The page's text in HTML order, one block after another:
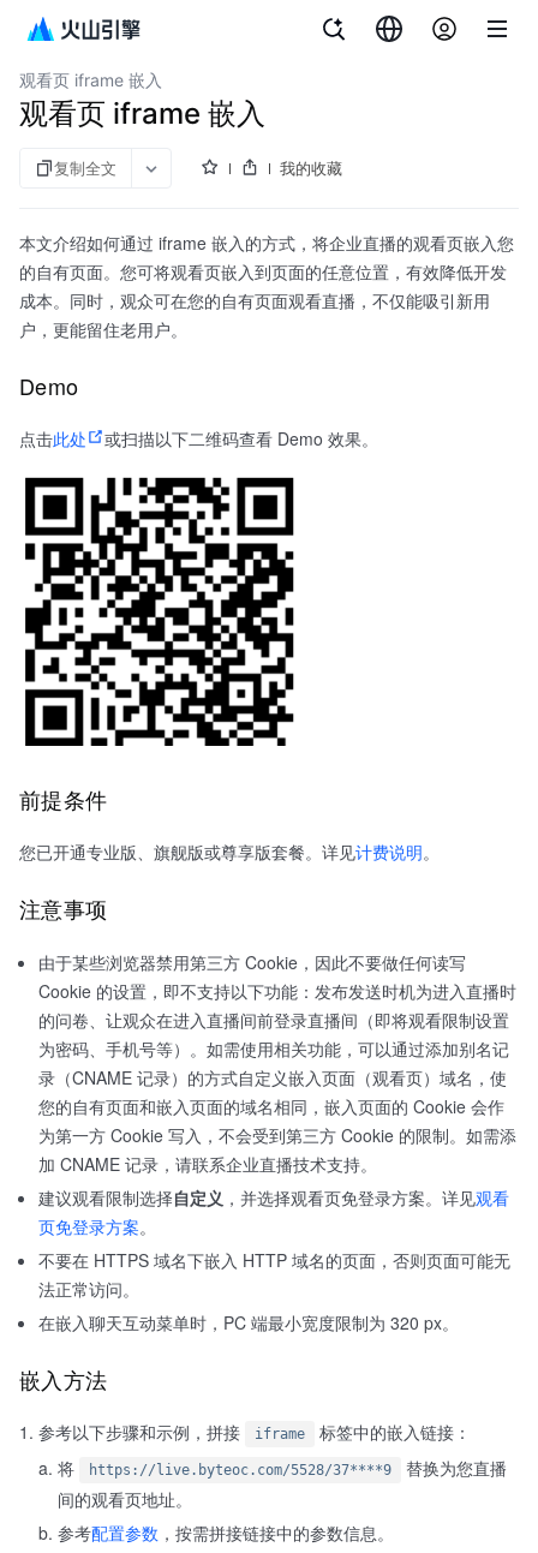
企业直播
观看页 iframe 嵌入
观看页 iframe 嵌入
复制全文 我的收藏
本文介绍如何通过 iframe 嵌入的方式，将企业直播的观看页嵌入您
的自有页面。您可将观看页嵌入到页面的任意位置，有效降低开发
成本。同时，观众可在您的自有页面观看直播，不仅能吸引新用
户，更能留住老用户。
Demo
点击此处 或扫描以下二维码查看 Demo 效果。
前提条件
您已开通专业版、旗舰版或尊享版套餐。详见计费说明。
注意事项
由于某些浏览器禁用第三方 Cookie，因此不要做任何读写
Cookie 的设置，即不支持以下功能：发布发送时机为进入直播时
的问卷、让观众在进入直播间前登录直播间（即将观看限制设置
为密码、手机号等）。如需使用相关功能，可以通过添加别名记
录（CNAME 记录）的方式自定义嵌入页面（观看页）域名，使
您的自有页面和嵌入页面的域名相同，嵌入页面的 Cookie 会作
为第一方 Cookie 写入，不会受到第三方 Cookie 的限制。如需添
加 CNAME 记录，请联系企业直播技术支持。
建议观看限制选择自定义 ，并选择观看页免登录方案。详见观看
页免登录方案。
不要在 HTTPS 域名下嵌入 HTTP 域名的页面，否则页面可能无
法正常访问。
在嵌入聊天互动菜单时，PC 端最小宽度限制为 320 px。
嵌入方法
参考以下步骤和示例，拼接 iframe
标签中的嵌入链接：
将
https://live.byteoc.com/5528/37****9
替换为您直播
间的观看页地址。
参考配置参数 ，按需拼接链接中的参数信息。